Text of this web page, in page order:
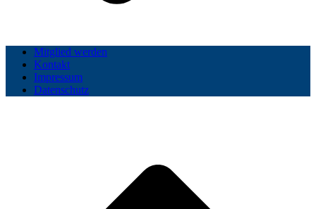
Mitglied werden
Kontakt
Impressum
Datenschutz